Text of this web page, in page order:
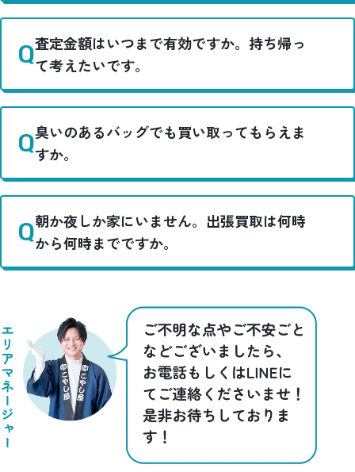
査定金額はいつまで有効ですか。持ち帰っ
て考えたいです。
臭いのあるバッグでも買い取ってもらえま
すか。
朝か夜しか家にいません。出張買取は何時
から何時までですか。